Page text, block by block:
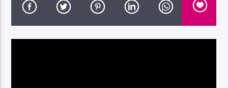
Radio Dolomiti